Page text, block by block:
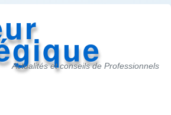
Actualités et conseils de Professionnels